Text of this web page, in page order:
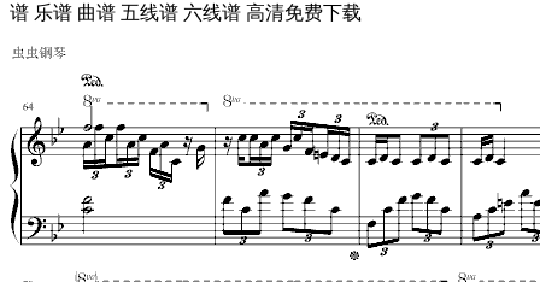
谱 乐谱 曲谱 五线谱 六线谱 高清免费下载